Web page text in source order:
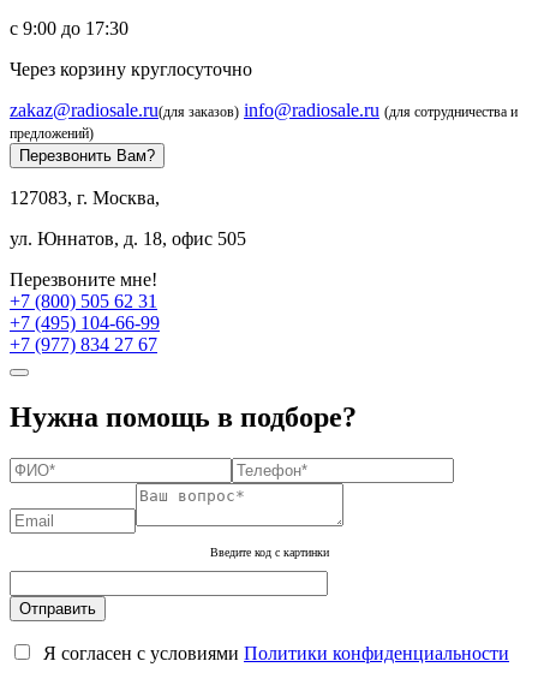
с 9:00 до 17:30
Через корзину круглосуточно
zakaz@radiosale.ru(для заказов) info@radiosale.ru (для сотрудничества и
предложений)
Перезвонить Вам?
127083, г. Москва,
ул. Юннатов, д. 18, офис 505
Перезвоните мне!
+7 (800) 505 62 31
+7 (495) 104-66-99
+7 (977) 834 27 67
Нужна помощь в подборе?
Введите код с картинки
Я согласен с условиями Политики конфиденциальности